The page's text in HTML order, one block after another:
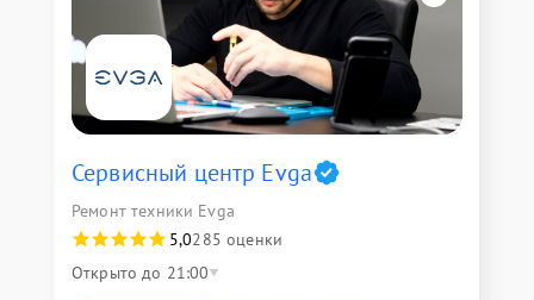
Сервисный центр Evga
Ремонт техники Evga
5,0285 оценки
Открыто до 21:00